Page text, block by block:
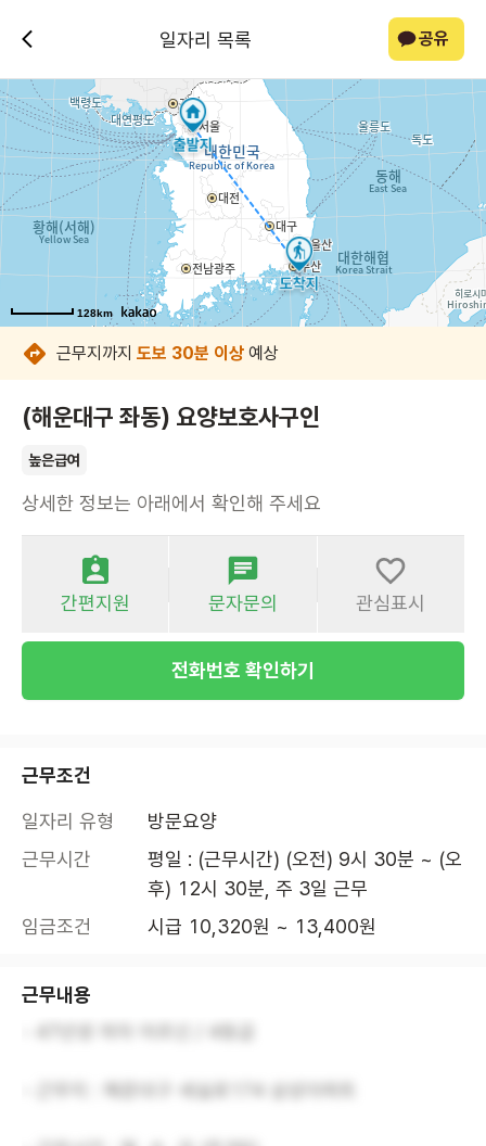
일자리 목록 공유
128km
128km
128km
128km
128km
128km
128km
128km
근무지까지 도보 30분 이상 예상
(해운대구 좌동) 요양보호사구인
높은급여
상세한 정보는 아래에서 확인해 주세요
간편지원 문자문의 관심표시
전화번호 확인하기
근무조건
일자리 유형
방문요양
근무시간
평일 : (근무시간) (오전) 9시 30분 ~ (오
후) 12시 30분, 주 3일 근무
임금조건
시급 10,320원 ~ 13,400원
근무내용
- 근무지 : 해운대구 세실로174 삼성아파트